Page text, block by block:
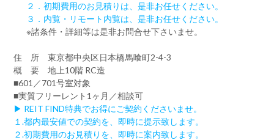
２．初期費用のお見積りは、是非お任せください。
３．内覧・リモート内覧は、是非お任せください。
※諸条件・詳細等は是非お問合せ下さいませ。
住 所 東京都中央区日本橋馬喰町2-4-3
概 要 地上10階 RC造
■601／701号室対象
■実質フリーレント1ヶ月／相談可
▶ REIT FIND特典でお得にご契約くださいませ。
１.都内最安値での契約を、即時に提示致します。
２.初期費用のお見積りを、即時に案内致します。